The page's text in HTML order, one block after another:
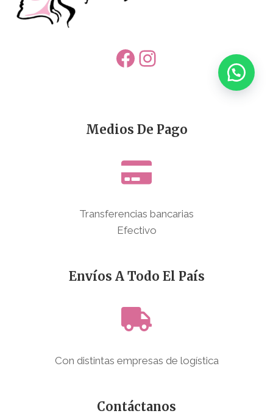
Facebook
Instagram
Medios De Pago
Transferencias bancarias
Efectivo
Envíos A Todo El País
Con distintas empresas de logística
Contáctanos